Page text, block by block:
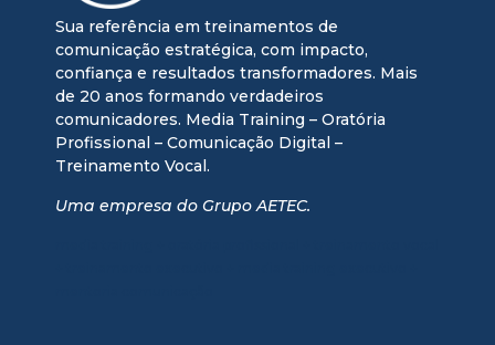
Sua referência em treinamentos de
comunicação estratégica, com impacto,
confiança e resultados transformadores. Mais
de 20 anos formando verdadeiros
comunicadores. Media Training – Oratória
Profissional – Comunicação Digital –
Treinamento Vocal.
Uma empresa do Grupo AETEC.